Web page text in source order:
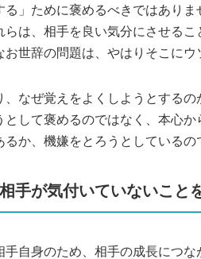
る」ために褒めるべきではあり
は、相手を良い気分にさせる
世辞の問題は、やはりそこにウ
、なぜ覚えをよくしようとする
して褒めるのではなく、本心
か、機嫌をとろうとしているの
手が気付いていないこ
自身のため、相手の成長につ